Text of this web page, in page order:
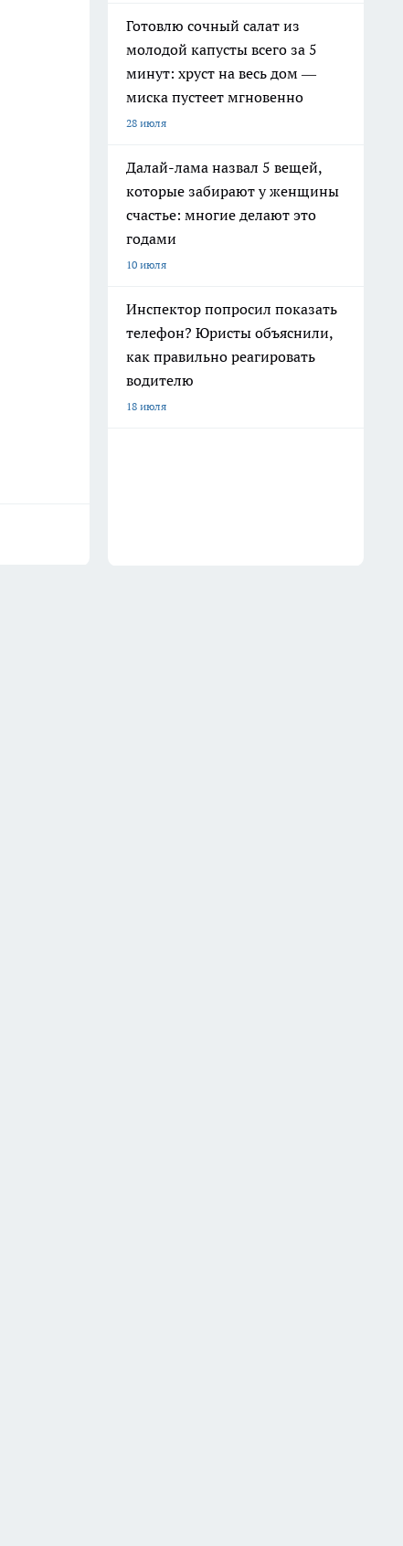
Готовлю сочный салат из
молодой капусты всего за 5
минут: хруст на весь дом —
миска пустеет мгновенно
28 июля
Далай-лама назвал 5 вещей,
которые забирают у женщины
счастье: многие делают это
годами
10 июля
Инспектор попросил показать
телефон? Юристы объяснили,
как правильно реагировать
водителю
18 июля